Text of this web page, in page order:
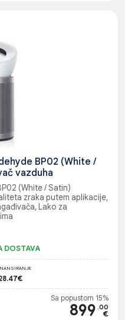
BP02 (White /
vazduha
(White / Satin)
zraka putem aplikacije,
Lako za
DOSTAVA
Sa popustom 15%
899 .00
€